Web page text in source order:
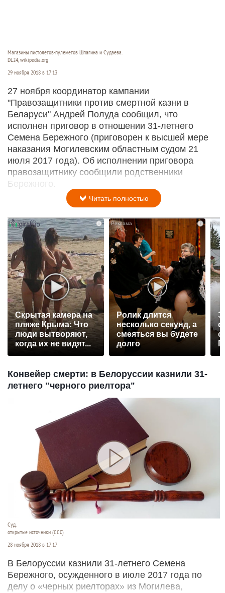
Магазины пистолетов-пулеметов Шпагина и Судаева.
DL24, wikipedia.org
29 ноября 2018 в 17:13
27 ноября координатор кампании
"Правозащитники против смертной казни в
Беларуси" Андрей Полуда сообщил, что
исполнен приговор в отношении 31-летнего
Семена Бережного (приговорен к высшей мере
наказания Могилевским областным судом 21
июля 2017 года). Об исполнении приговора
правозащитнику сообщили родственники
Бережного.
Читать полностью
i
Скрытая камера на
пляже Крыма: Что
люди вытворяют,
когда их не видят...
Ролик длится
несколько секунд, а
смеяться вы будете
долго
Конвейер смерти: в Белоруссии казнили 31-
летнего "черного риелтора"
Суд.
открытые источники (CC0)
28 ноября 2018 в 17:17
В Белоруссии казнили 31-летнего Семена
Бережного, осужденного в июле 2017 года по
делу о «черных риелторах» из Могилева,